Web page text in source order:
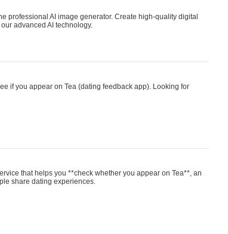
professional AI image generator. Create high-quality digital
advanced AI technology.
if you appear on Tea (dating feedback app). Looking for
that helps you **check whether you appear on Tea**, an
share dating experiences.